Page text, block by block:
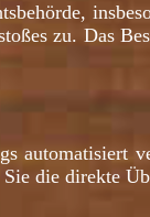
zu. Das
automatisiert
die direkte